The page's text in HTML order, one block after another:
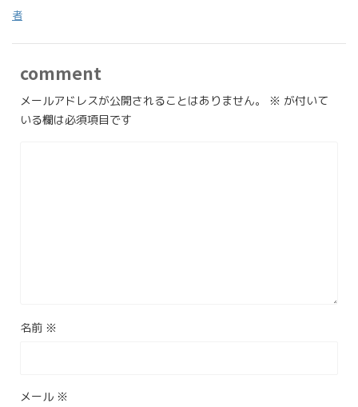
者
comment
メールアドレスが公開されることはありません。 ※ が付いて
いる欄は必須項目です
名前 ※
メール ※